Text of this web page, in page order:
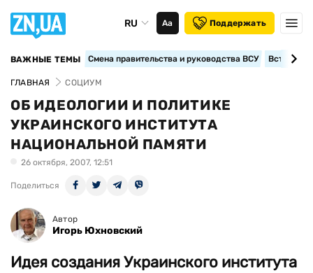
RU Аа Поддержать
ВАЖНЫЕ ТЕМЫ Смена правительства и руководства ВСУ
ГЛАВНАЯ СОЦИУМ
ОБ ИДЕОЛОГИИ И ПОЛИТИКЕ
УКРАИНСКОГО ИНСТИТУТА
НАЦИОНАЛЬНОЙ ПАМЯТИ
26 октября, 2007, 12:51
Поделиться
Автор
Игорь Юхновский
Идея создания Украинского института